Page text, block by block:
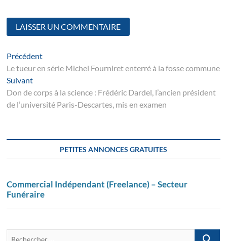
Navigation
de
l’article
PrécédentArticle
suivant
Le tueur en série Michel Fourniret enterré à la fosse commune
SuivantSuivant
post:
Don de corps à la science : Frédéric Dardel, l’ancien président
de l’université Paris-Descartes, mis en examen
PETITES ANNONCES GRATUITES
Commercial Indépendant (Freelance) – Secteur
Funéraire